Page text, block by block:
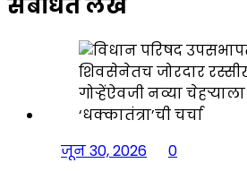
संबंधित लेख
जून 30, 2026
0